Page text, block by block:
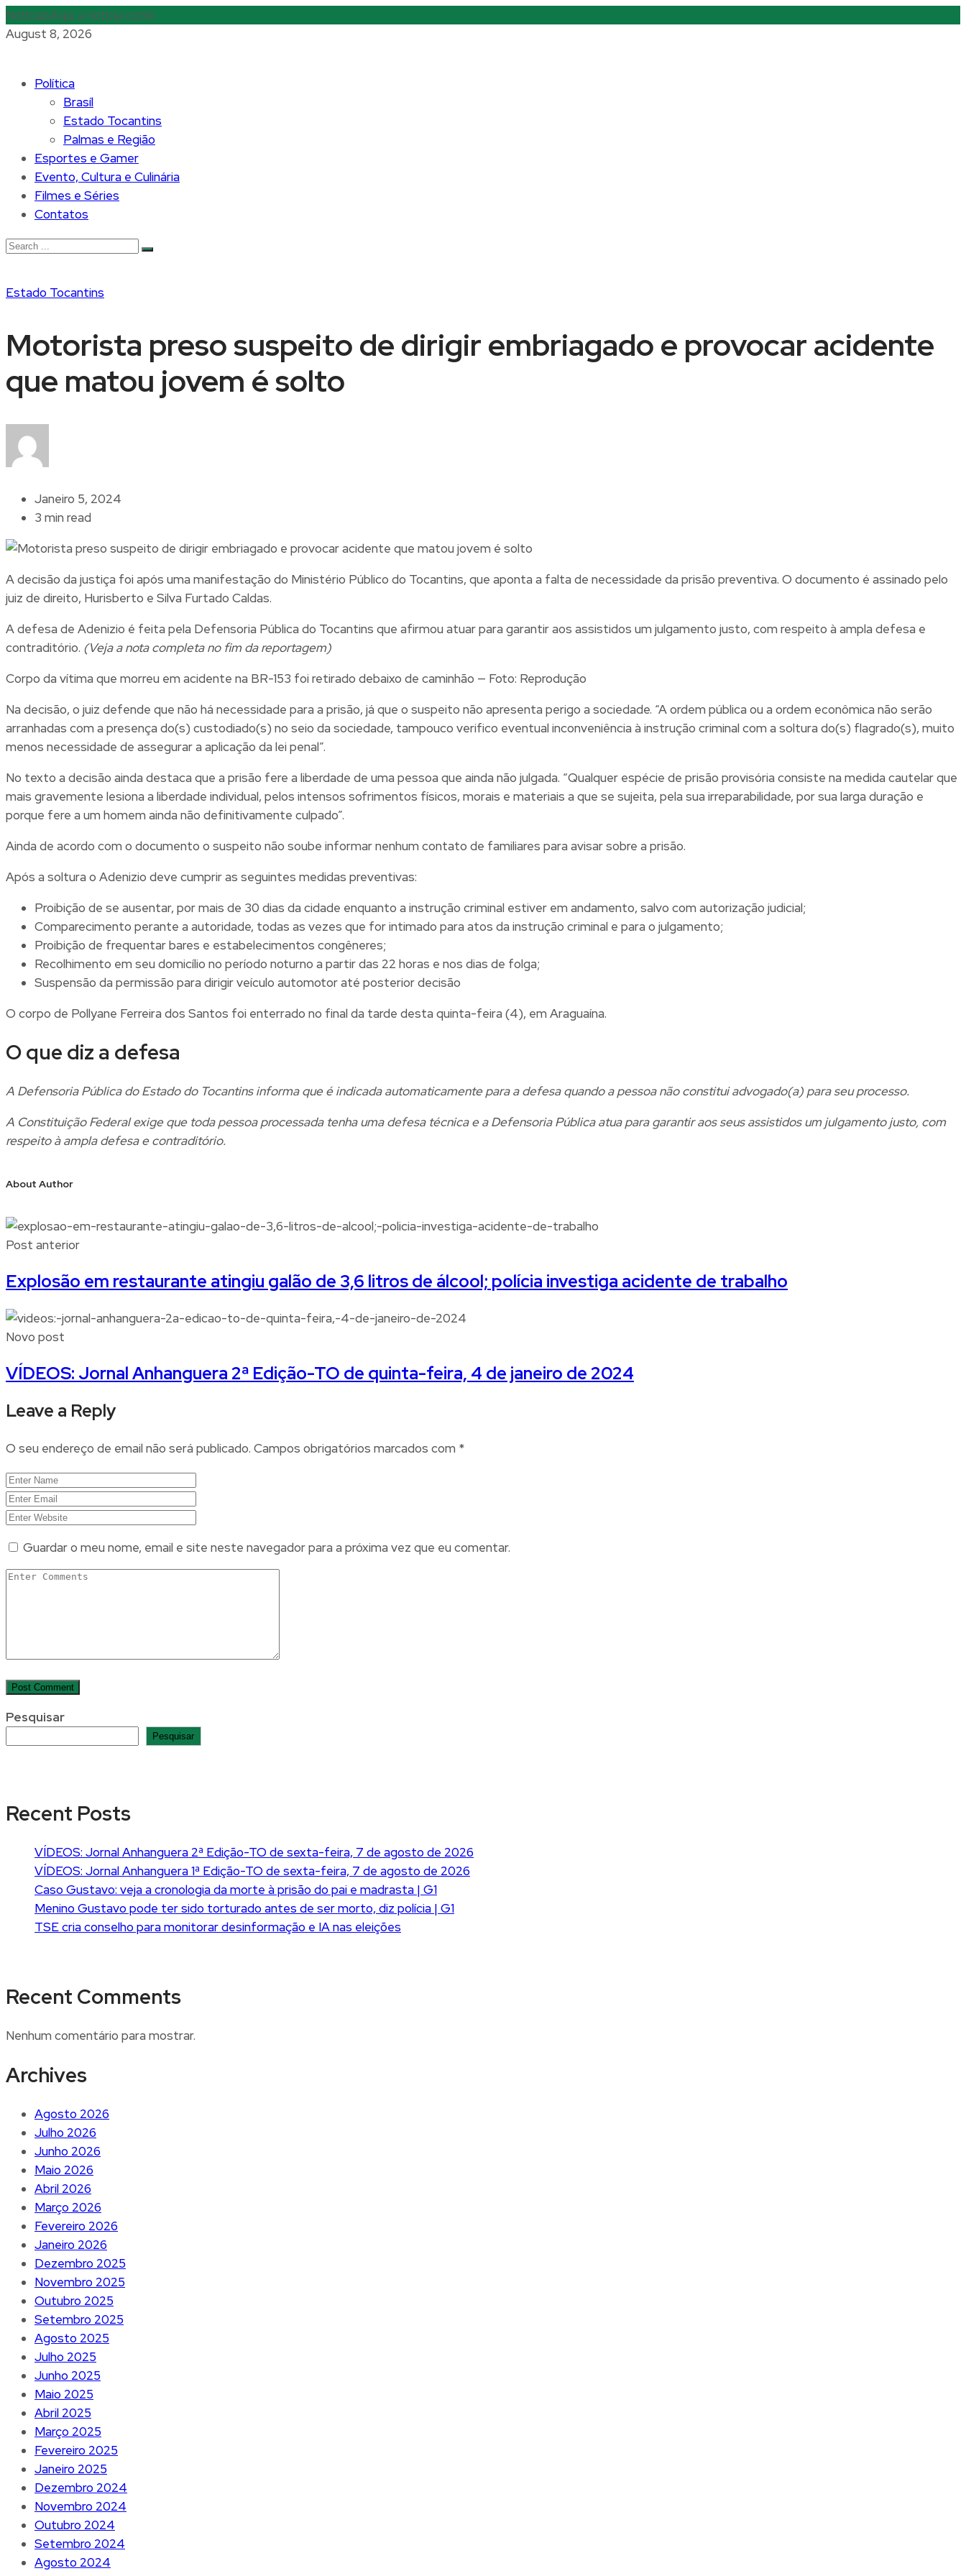
NotíciasAqui a notícia corre
August 8, 2026
Política
Brasíl
Estado Tocantins
Palmas e Região
Esportes e Gamer
Evento, Cultura e Culinária
Filmes e Séries
Contatos
Estado Tocantins
Motorista preso suspeito de dirigir embriagado e provocar acidente
que matou jovem é solto
Janeiro 5, 2024
3 min read
A decisão da justiça foi após uma manifestação do Ministério Público do Tocantins, que aponta a falta de necessidade da prisão preventiva. O documento é assinado pelo
juiz de direito, Hurisberto e Silva Furtado Caldas.
A defesa de Adenizio é feita pela Defensoria Pública do Tocantins que afirmou atuar para garantir aos assistidos um julgamento justo, com respeito à ampla defesa e
contraditório. (Veja a nota completa no fim da reportagem)
Corpo da vítima que morreu em acidente na BR-153 foi retirado debaixo de caminhão — Foto: Reprodução
Na decisão, o juiz defende que não há necessidade para a prisão, já que o suspeito não apresenta perigo a sociedade. “A ordem pública ou a ordem econômica não serão
arranhadas com a presença do(s) custodiado(s) no seio da sociedade, tampouco verifico eventual inconveniência à instrução criminal com a soltura do(s) flagrado(s), muito
menos necessidade de assegurar a aplicação da lei penal”.
No texto a decisão ainda destaca que a prisão fere a liberdade de uma pessoa que ainda não julgada. “Qualquer espécie de prisão provisória consiste na medida cautelar que
mais gravemente lesiona a liberdade individual, pelos intensos sofrimentos físicos, morais e materiais a que se sujeita, pela sua irreparabilidade, por sua larga duração e
porque fere a um homem ainda não definitivamente culpado”.
Ainda de acordo com o documento o suspeito não soube informar nenhum contato de familiares para avisar sobre a prisão.
Após a soltura o Adenizio deve cumprir as seguintes medidas preventivas:
Proibição de se ausentar, por mais de 30 dias da cidade enquanto a instrução criminal estiver em andamento, salvo com autorização judicial;
Comparecimento perante a autoridade, todas as vezes que for intimado para atos da instrução criminal e para o julgamento;
Proibição de frequentar bares e estabelecimentos congêneres;
Recolhimento em seu domicílio no período noturno a partir das 22 horas e nos dias de folga;
Suspensão da permissão para dirigir veículo automotor até posterior decisão
O corpo de Pollyane Ferreira dos Santos foi enterrado no final da tarde desta quinta-feira (4), em Araguaína.
O que diz a defesa
A Defensoria Pública do Estado do Tocantins informa que é indicada automaticamente para a defesa quando a pessoa não constitui advogado(a) para seu processo.
A Constituição Federal exige que toda pessoa processada tenha uma defesa técnica e a Defensoria Pública atua para garantir aos seus assistidos um julgamento justo, com
respeito à ampla defesa e contraditório.
About Author
Post anterior
Explosão em restaurante atingiu galão de 3,6 litros de álcool; polícia investiga acidente de trabalho
Novo post
VÍDEOS: Jornal Anhanguera 2ª Edição-TO de quinta-feira, 4 de janeiro de 2024
Leave a Reply
O seu endereço de email não será publicado. Campos obrigatórios marcados com *
Guardar o meu nome, email e site neste navegador para a próxima vez que eu comentar.
Pesquisar
Pesquisar
Recent Posts
VÍDEOS: Jornal Anhanguera 2ª Edição-TO de sexta-feira, 7 de agosto de 2026
VÍDEOS: Jornal Anhanguera 1ª Edição-TO de sexta-feira, 7 de agosto de 2026
Caso Gustavo: veja a cronologia da morte à prisão do pai e madrasta | G1
Menino Gustavo pode ter sido torturado antes de ser morto, diz polícia | G1
TSE cria conselho para monitorar desinformação e IA nas eleições
Recent Comments
Nenhum comentário para mostrar.
Archives
Agosto 2026
Julho 2026
Junho 2026
Maio 2026
Abril 2026
Março 2026
Fevereiro 2026
Janeiro 2026
Dezembro 2025
Novembro 2025
Outubro 2025
Setembro 2025
Agosto 2025
Julho 2025
Junho 2025
Maio 2025
Abril 2025
Março 2025
Fevereiro 2025
Janeiro 2025
Dezembro 2024
Novembro 2024
Outubro 2024
Setembro 2024
Agosto 2024